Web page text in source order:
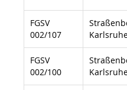
FGSV
002/107
FGSV
002/100